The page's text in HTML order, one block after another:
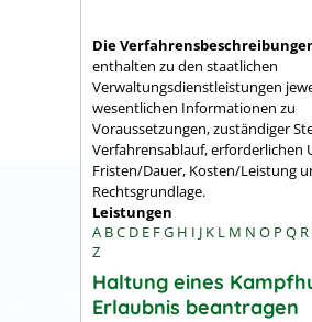
Die
enthalten zu den staatlichen
Verwaltungsdienstleistungen
wesentlichen Informationen zu
Voraussetzungen, zuständiger
Verfahrensablauf, erforderlichen
Fristen/Dauer, Kosten/Leistung
Rechtsgrundlage.
Leistungen
A BC D E FG H I J K L M N O P Q R
Z
Haltung eines
Erlaubnis beantragen